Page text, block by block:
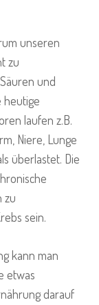
unseren
zu
und
heutige
laufen z.B.
Niere, Lunge
überlastet. Die
zu
sein.
kann man
etwas
darauf